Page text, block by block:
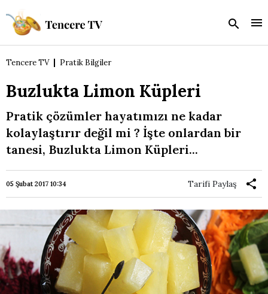
Tencere TV Pratik Bilgiler
Buzlukta Limon Küpleri
Pratik çözümler hayatımızı ne kadar
kolaylaştırır değil mi ? İşte onlardan bir
tanesi, Buzlukta Limon Küpleri...
05 Şubat 2017 10:34 Tarifi Paylaş